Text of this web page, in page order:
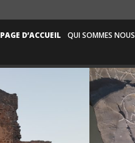
PAGE D’ACCUEIL QUI SOMMES NOUS